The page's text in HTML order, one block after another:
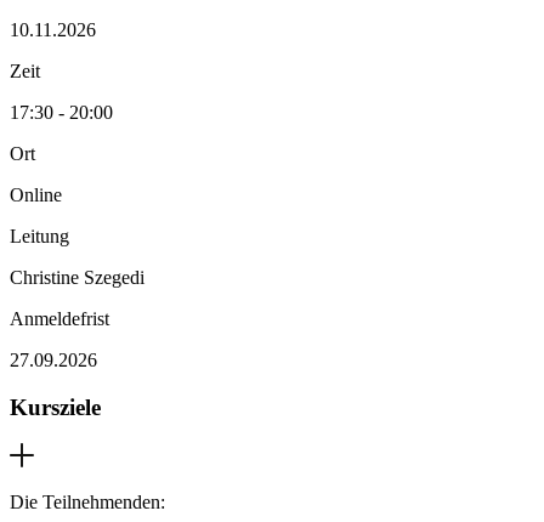
10.11.2026
Zeit
17:30 - 20:00
Ort
Online
Leitung
Christine Szegedi
Anmeldefrist
27.09.2026
Kursziele
Die Teilnehmenden: